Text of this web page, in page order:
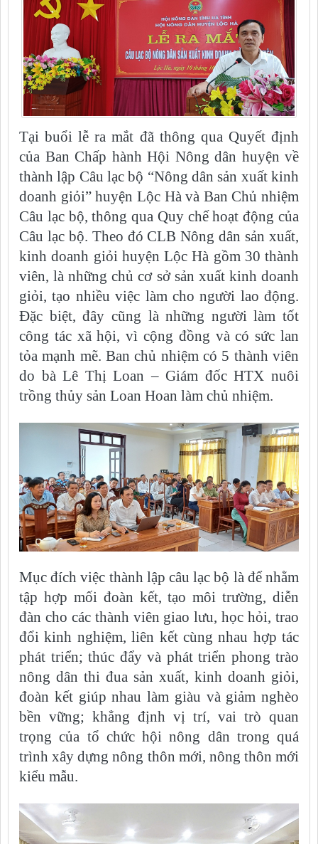
Tại buổi lễ ra mắt đã thông qua Quyết định
của Ban Chấp hành Hội Nông dân huyện về
thành lập Câu lạc bộ “Nông dân sản xuất kinh
doanh giỏi” huyện Lộc Hà và Ban Chủ nhiệm
Câu lạc bộ, thông qua Quy chế hoạt động của
Câu lạc bộ. Theo đó CLB Nông dân sản xuất,
kinh doanh giỏi huyện Lộc Hà gồm 30 thành
viên, là những chủ cơ sở sản xuất kinh doanh
giỏi, tạo nhiều việc làm cho người lao động.
Đặc biệt, đây cũng là những người làm tốt
công tác xã hội, vì cộng đồng và có sức lan
tỏa mạnh mẽ. Ban chủ nhiệm có 5 thành viên
do bà Lê Thị Loan – Giám đốc HTX nuôi
trồng thủy sản Loan Hoan làm chủ nhiệm.
Mục đích việc thành lập câu lạc bộ là để nhằm
tập hợp mối đoàn kết, tạo môi trường, diễn
đàn cho các thành viên giao lưu, học hỏi, trao
đổi kinh nghiệm, liên kết cùng nhau hợp tác
phát triển; thúc đẩy và phát triển phong trào
nông dân thi đua sản xuất, kinh doanh giỏi,
đoàn kết giúp nhau làm giàu và giảm nghèo
bền vững; khẳng định vị trí, vai trò quan
trọng của tổ chức hội nông dân trong quá
trình xây dựng nông thôn mới, nông thôn mới
kiểu mẫu.